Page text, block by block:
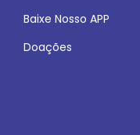
Baixe Nosso APP
Doações